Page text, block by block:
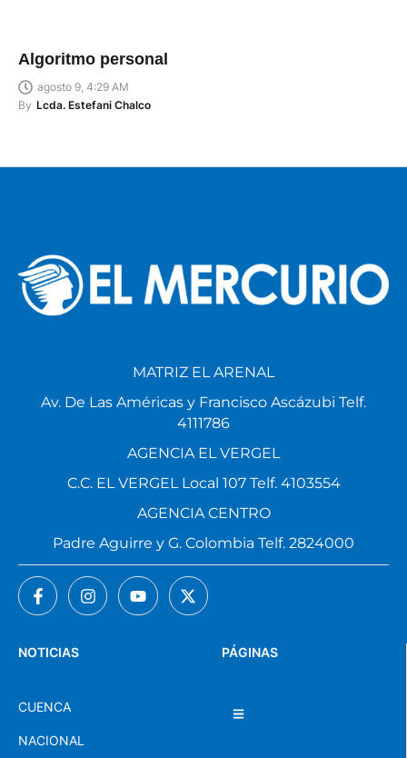
Algoritmo personal
agosto 9, 4:29 AM
By Lcda. Estefani Chalco
PÁGINAS
NOTICIAS
CUENCA
NACIONAL
MATRIZ EL ARENAL
Av. De Las Américas y Francisco Ascázubi Telf.
4111786
AGENCIA EL VERGEL
C.C. EL VERGEL Local 107 Telf. 4103554
AGENCIA CENTRO
Padre Aguirre y G. Colombia Telf. 2824000